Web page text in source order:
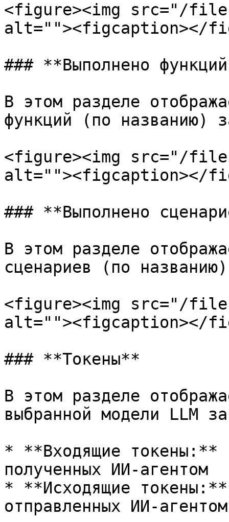
<figure><img src="/files/
alt=""><figcaption></
### **Выполнено
В этом разделе
функций (по названию)
<figure><img src="/
alt=""><figcaption></
### **Выполнено
В этом разделе
сценариев (по
<figure><img src="/files/
alt=""><figcaption></
### **Токены**
В этом разделе
выбранной модели LLM
* **Входящие токены:**
полученных ИИ-агентом
* **Исходящие
отправленных ИИ-агентом